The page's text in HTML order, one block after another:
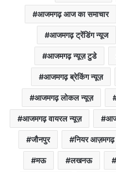
आजमगढ़ आज का समाचार
आजमगढ़ ट्रेंडिंग न्यूज
आजमगढ़ न्यूज़ टुडे
आजमगढ़ ब्रेकिंग न्यूज़
आजमगढ़ लोकल न्यूज़
आजमगढ़ वायरल न्यूज़
जौनपुर नियर आज़मगढ़
मऊ लखनऊ